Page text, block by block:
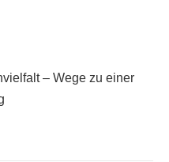
– Wege zu einer